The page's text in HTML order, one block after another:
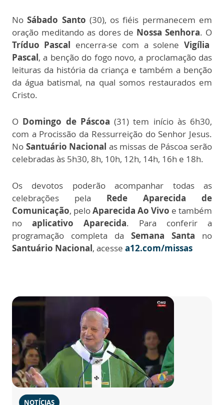
NoSábado Santo (30), os fiéis permanecem em
oração meditando as dores de Nossa Senhora. O
Tríduo Pascal encerra-se com a solene Vigília
Pascal, a benção do fogo novo, a proclamação das
leituras da história da criança e também a benção
da água batismal, na qual somos restaurados em
Cristo.
O Domingo de Páscoa (31) tem início às 6h30,
com a Procissão da Ressurreição do Senhor Jesus.
No Santuário Nacional as missas de Páscoa serão
celebradas às 5h30, 8h, 10h, 12h, 14h, 16h e 18h.
Os devotos poderão acompanhar todas as
celebrações pela Rede Aparecida de
Comunicação, peloAparecida Ao Vivo e também
no aplicativo Aparecida. Para conferir a
programação completa da Semana Santa no
Santuário Nacional, acesse a12.com/missas
NOTÍCIAS